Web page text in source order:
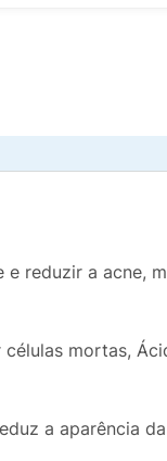
reduzir a acne,
mortas,
a aparência